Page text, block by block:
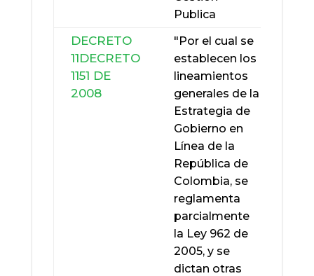
Publica
DECRETO
11DECRETO
1151 DE
2008
"Por el cual se
establecen los
lineamientos
generales de la
Estrategia de
Gobierno en
Línea de la
República de
Colombia, se
reglamenta
parcialmente
la Ley 962 de
2005, y se
dictan otras